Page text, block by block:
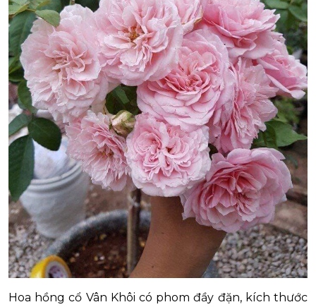
Hoa hồng cổ Vân Khôi có phom đầy đặn, kích thước